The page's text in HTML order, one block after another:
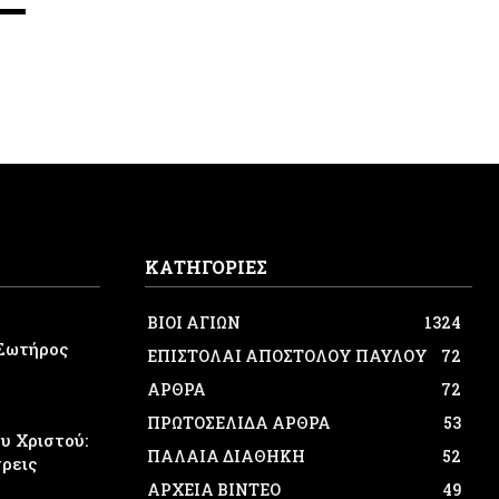
Χριστού:
ΚΑΤΗΓΟΡΙΕΣ
ΒΙΟΙ ΑΓΙΩΝ
1324
ΕΠΙΣΤΟΛΑΙ ΑΠΟΣΤΟΛΟΥ ΠΑΥΛΟΥ
72
ΑΡΘΡΑ
72
ΠΡΩΤΟΣΕΛΙΔΑ ΑΡΘΡΑ
53
ΠΑΛΑΙΑ ΔΙΑΘΗΚΗ
52
ΑΡΧΕΙΑ ΒΙΝΤΕΟ
49